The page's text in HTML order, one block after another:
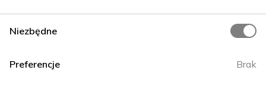
Niezbędne
Preferencje Brak